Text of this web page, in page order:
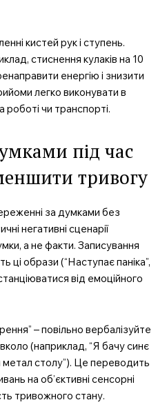
медичний
кистей рук і ступень.
стиснення кулаків на 10
енергію і знизити
легко виконувати в
роботі чи транспорті.
під час
тривогу
за думками без
негативні сценарії
а не факти. Записування
образи (“Наступає паніка”,
від емоційного
– повільно вербалізуйте
(наприклад, “Я бачу синє
метал столу”). Це переводить
на об’єктивні сенсорні
тривожного стану.